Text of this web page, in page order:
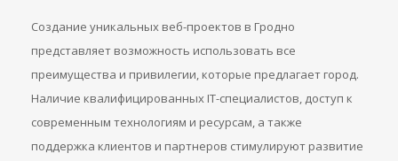
Создание уникальных веб-проектов в Гродно
представляет возможность использовать все
преимущества и привилегии, которые предлагает город.
Наличие квалифицированных IT-специалистов, доступ к
современным технологиям и ресурсам, а также
поддержка клиентов и партнеров стимулируют развитие